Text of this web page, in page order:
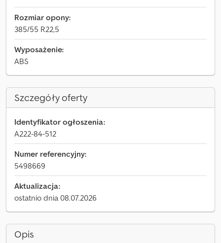
Rozmiar opony:
385/55 R22,5
Wyposażenie:
ABS
Szczegóły oferty
Identyfikator ogłoszenia:
A222-84-512
Numer referencyjny:
5498669
Aktualizacja:
ostatnio dnia 08.07.2026
Opis